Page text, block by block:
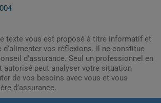
texte vous est proposé à titre informatif et
d’alimenter vos réflexions. Il ne constitue
d'assurance. Seul un professionnel en
autorisé peut analyser votre situation
de vos besoins avec vous et vous
d’assurance.